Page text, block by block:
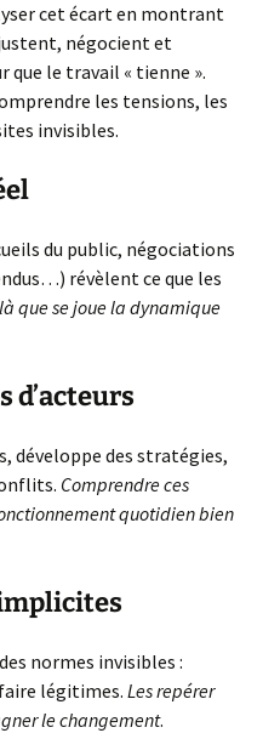
cet écart en montrant
négocient et
le travail « tienne ».
les tensions, les
invisibles.
du public, négociations
révèlent ce que les
là que se joue la dynamique
d’acteurs
développe des stratégies,
Comprendre ces
quotidien bien
normes invisibles :
légitimes.Les repérer
le changement.